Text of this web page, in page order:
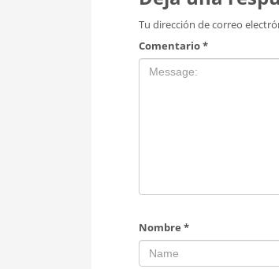
Tu dirección de correo
Comentario*
Nombre *